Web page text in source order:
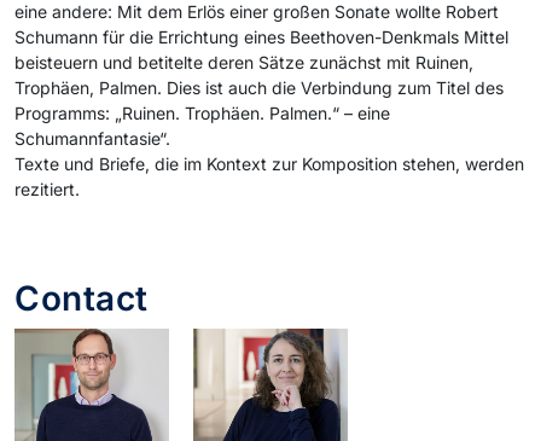
eine andere: Mit dem Erlös einer großen Sonate wollte Robert
Schumann für die Errichtung eines Beethoven-Denkmals Mittel
beisteuern und betitelte deren Sätze zunächst mit Ruinen,
Trophäen, Palmen. Dies ist auch die Verbindung zum Titel des
Programms: „Ruinen. Trophäen. Palmen.“ – eine
Schumannfantasie“.
Texte und Briefe, die im Kontext zur Komposition stehen, werden
rezitiert.
Contact